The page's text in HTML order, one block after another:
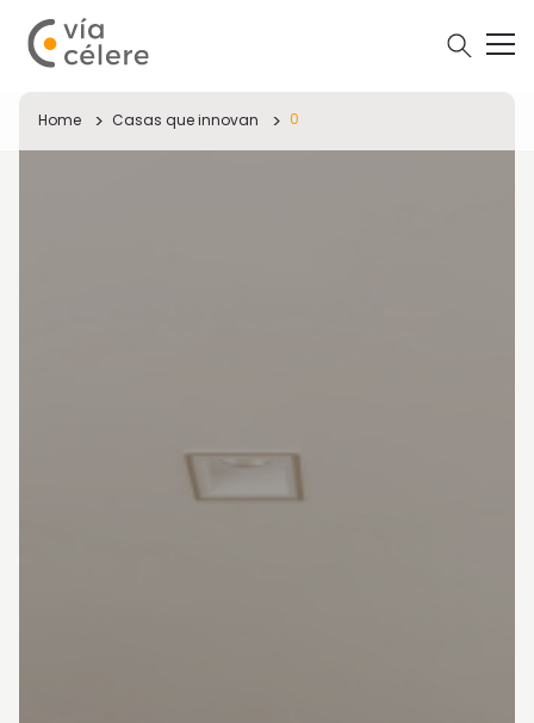
Home Casas que innovan 0